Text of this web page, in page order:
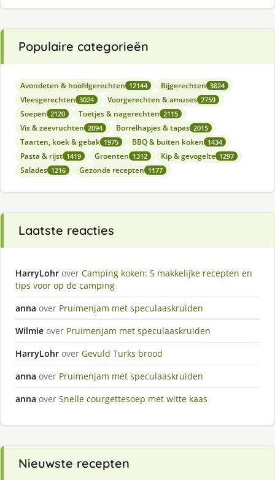
Populaire categorieën
Avondeten & hoofdgerechten 12144 Bijgerechten 3824
Vleesgerechten 3024 Voorgerechten & amuses 2759
Soepen 2120 Toetjes & nagerechten 2115
Vis & zeevruchten 2094 Borrelhapjes & tapas 2015
Taarten, koek & gebak 1975 BBQ & buiten koken 1434
Pasta & rijst 1419 Groenten 1312 Kip & gevogelte 1297
Salades 1216 Gezonde recepten 1177
Laatste reacties
HarryLohr over Camping koken: 5 makkelijke recepten en
tips voor op de camping
anna over Pruimenjam met speculaaskruiden
Wilmie over Pruimenjam met speculaaskruiden
HarryLohr over Gevuld Turks brood
anna over Pruimenjam met speculaaskruiden
anna over Snelle courgettesoep met witte kaas
Nieuwste recepten